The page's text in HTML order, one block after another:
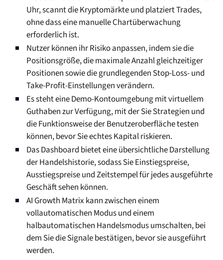
Uhr, scannt die Kryptomärkte und platziert Trades,
ohne dass eine manuelle Chartüberwachung
erforderlich ist.
Nutzer können ihr Risiko anpassen, indem sie die
Positionsgröße, die maximale Anzahl gleichzeitiger
Positionen sowie die grundlegenden Stop-Loss- und
Take-Profit-Einstellungen verändern.
Es steht eine Demo-Kontoumgebung mit virtuellem
Guthaben zur Verfügung, mit der Sie Strategien und
die Funktionsweise der Benutzeroberfläche testen
können, bevor Sie echtes Kapital riskieren.
Das Dashboard bietet eine übersichtliche Darstellung
der Handelshistorie, sodass Sie Einstiegspreise,
Ausstiegspreise und Zeitstempel für jedes ausgeführte
Geschäft sehen können.
AI Growth Matrix kann zwischen einem
vollautomatischen Modus und einem
halbautomatischen Handelsmodus umschalten, bei
dem Sie die Signale bestätigen, bevor sie ausgeführt
werden.